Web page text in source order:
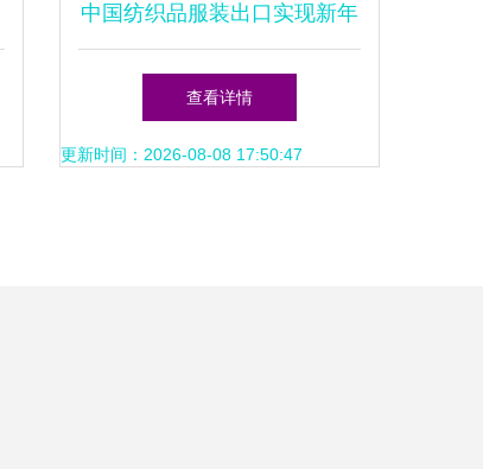
中国纺织品服装出口实现新年
开门红，前两月增长14.3%
查看详情
更新时间：2026-08-08 17:50:47